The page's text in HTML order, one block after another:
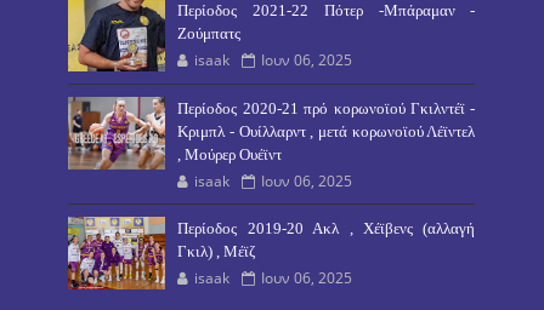
Περίοδος 2021-22 Πότερ -Μπάραμαν -
Ζούμπατς
isaak Ιουν 06, 2025
Περίοδος 2020-21 πρό κορωνοϊού Γκιλντέϊ -
Κριμπλ - Ουίλλαρντ , μετά κορωνοϊού Λέϊντελ
, Μούρερ Ουέϊντ
isaak Ιουν 06, 2025
Περίοδος 2019-20 Ακλ , Χέϊβενς (αλλαγή
Γκιλ) , Μέϊζ
isaak Ιουν 06, 2025